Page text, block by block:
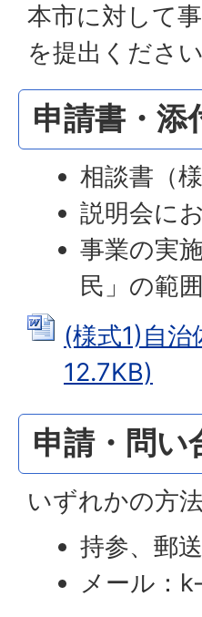
本市に対して
を提出ください
申請書・添
相談書（様
説明会に
事業の実
民」の範
(様式1)自
12.7KB)
申請・問い
いずれかの方
持参、郵
メール：